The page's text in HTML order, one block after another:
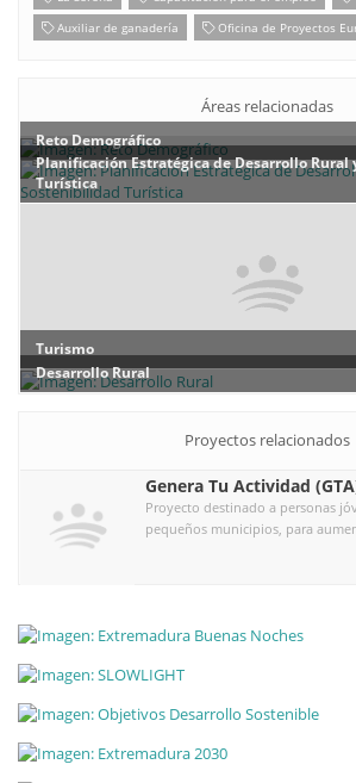
Auxiliar de ganadería
Oficina de Proyectos
Áreas relacionadas
Reto Demográfico
Planificación Estratégica de Desarrollo
Turística
Turismo
Desarrollo Rural
Proyectos relacionados
Genera Tu Actividad
Proyecto destinado a personas
pequeños municipios, para